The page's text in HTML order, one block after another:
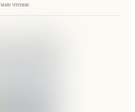
мин чтения